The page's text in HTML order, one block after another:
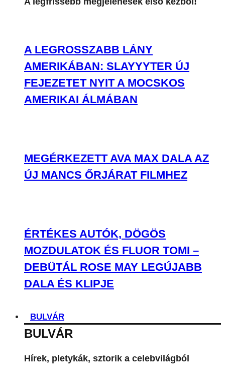
A LEGROSSZABB LÁNY
AMERIKÁBAN: SLAYYYTER ÚJ
FEJEZETET NYIT A MOCSKOS
AMERIKAI ÁLMÁBAN
MEGÉRKEZETT AVA MAX DALA AZ
ÚJ MANCS ŐRJÁRAT FILMHEZ
ÉRTÉKES AUTÓK, DÖGÖS
MOZDULATOK ÉS FLUOR TOMI –
DEBÜTÁL ROSE MAY LEGÚJABB
DALA ÉS KLIPJE
BULVÁR
BULVÁR
Hírek, pletykák, sztorik a celebvilágból